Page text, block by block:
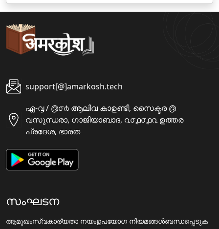
support[@]amarkosh.tech
ഏ-൮ / ൫൦൪ ആലിവ കാഉണ്ടീ, സൈക്ടര ൫
വസുന്ധരാ, ഗാജിയാബാദ, ൨൦൧൦൧൨ ഉത്തര
പ്രദേശ, ഭാരത
സംഘടന
ആമുഖംസ്വകാര്യതാ നയംഉപയോഗ നിയമങ്ങൾബന്ധപ്പെടുക